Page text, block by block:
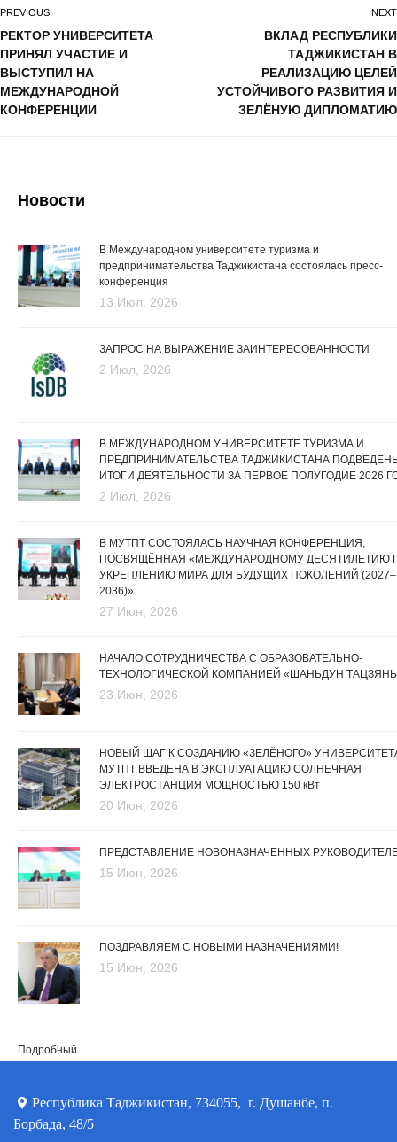
PREVIOUS
РЕКТОР УНИВЕРСИТЕТА
ПРИНЯЛ УЧАСТИЕ И
ВЫСТУПИЛ НА
МЕЖДУНАРОДНОЙ
КОНФЕРЕНЦИИ
NEXT
ВКЛАД РЕСПУБЛИКИ
ТАДЖИКИСТАН В
РЕАЛИЗАЦИЮ ЦЕЛЕЙ
УСТОЙЧИВОГО РАЗВИТИЯ И
ЗЕЛЁНУЮ ДИПЛОМАТИЮ
Новости
В Международном университете туризма и
предпринимательства Таджикистана состоялась пресс-
конференция
13 Июл, 2026
ЗАПРОС НА ВЫРАЖЕНИЕ ЗАИНТЕРЕСОВАННОСТИ
2 Июл, 2026
В МЕЖДУНАРОДНОМ УНИВЕРСИТЕТЕ ТУРИЗМА И
ПРЕДПРИНИМАТЕЛЬСТВА ТАДЖИКИСТАНА
ИТОГИ ДЕЯТЕЛЬНОСТИ ЗА ПЕРВОЕ ПОЛУГОДИЕ 2026
2 Июл, 2026
В МУТПТ СОСТОЯЛАСЬ НАУЧНАЯ КОНФЕРЕНЦИЯ,
ПОСВЯЩЁННАЯ «МЕЖДУНАРОДНОМУ ДЕСЯТИЛЕТИЮ
УКРЕПЛЕНИЮ МИРА ДЛЯ БУДУЩИХ ПОКОЛЕНИЙ (2027–
2036)»
27 Июн, 2026
НАЧАЛО СОТРУДНИЧЕСТВА С ОБРАЗОВАТЕЛЬНО-
ТЕХНОЛОГИЧЕСКОЙ КОМПАНИЕЙ «ШАНЬДУН
23 Июн, 2026
НОВЫЙ ШАГ К СОЗДАНИЮ «ЗЕЛЁНОГО»
МУТПТ ВВЕДЕНА В ЭКСПЛУАТАЦИЮ СОЛНЕЧНАЯ
ЭЛЕКТРОСТАНЦИЯ МОЩНОСТЬЮ 150 кВт
20 Июн, 2026
ПРЕДСТАВЛЕНИЕ НОВОНАЗНАЧЕННЫХ
15 Июн, 2026
ПОЗДРАВЛЯЕМ С НОВЫМИ НАЗНАЧЕНИЯМИ!
15 Июн, 2026
Подробный
Республика Таджикистан, 734055, г. Душанбе, п.
Борбада, 48/5